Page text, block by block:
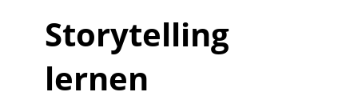
Storytelling
lernen